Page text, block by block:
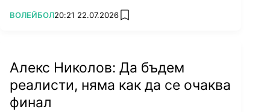
ПОВЕЧЕ ОТ
ВОЛЕЙБОЛ20:21 22.07.2026 add favorites
Алекс Николов: Да бъдем
реалисти, няма как да се очаква
финал